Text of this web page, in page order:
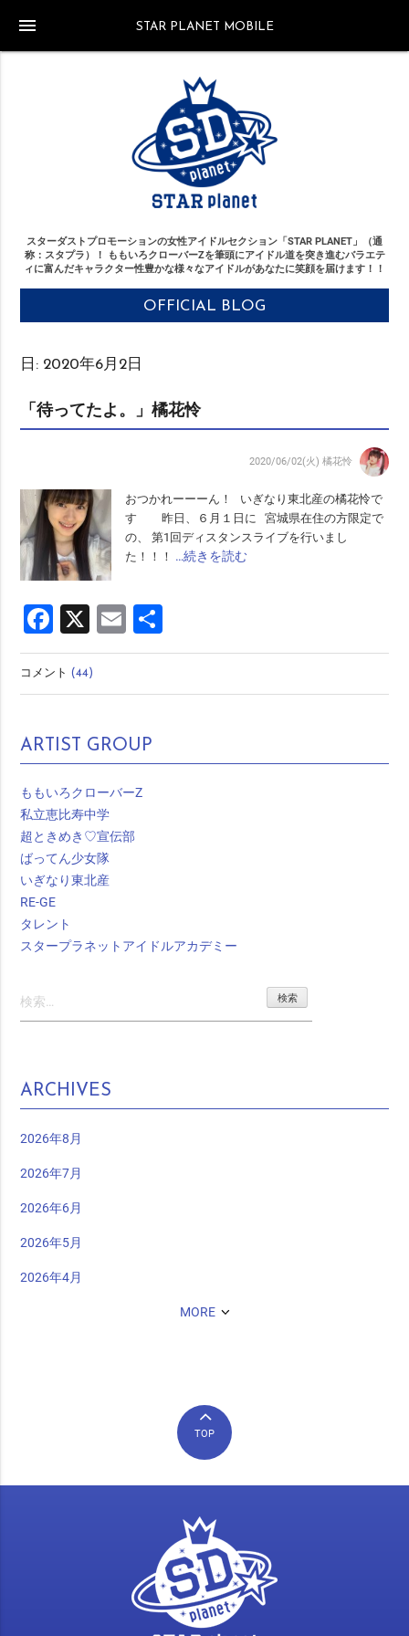
STAR PLANET MOBILE
menu
スターダストプロモーションの女性アイドルセクション「STAR PLANET」（通
称：スタプラ）！
ももいろクローバーZを筆頭にアイドル道を突き進むバラエテ
ィに富んだキャラクター性豊かな様々なアイドルがあなたに笑顔を届けます！！
OFFICIAL BLOG
日: 2020年6月2日
「待ってたよ。」橘花怜
2020/06/02(火) 橘花怜
おつかれーーーん！ いぎなり東北産の橘花怜で
す 昨日、６月１日に 宮城県在住の方限定で
の、 第1回ディスタンスライブを行いまし
た！！！ …続きを読む
Facebook
X Email
有
コメント(44)
ARTIST GROUP
ももいろクローバーZ
私立恵比寿中学
超ときめき♡宣伝部
ばってん少女隊
いぎなり東北産
RE-GE
タレント
スタープラネットアイドルアカデミー
索:
ARCHIVES
2026年8月
2026年7月
2026年6月
2026年5月
2026年4月
MORE
TOP